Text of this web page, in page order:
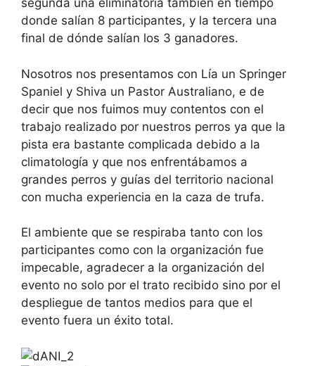
segunda una eliminatoria también en tiempo
donde salían 8 participantes, y la tercera una
final de dónde salían los 3 ganadores.
Nosotros nos presentamos con Lía un Springer
Spaniel y Shiva un Pastor Australiano, e de
decir que nos fuimos muy contentos con el
trabajo realizado por nuestros perros ya que la
pista era bastante complicada debido a la
climatología y que nos enfrentábamos a
grandes perros y guías del territorio nacional
con mucha experiencia en la caza de trufa.
El ambiente que se respiraba tanto con los
participantes como con la organización fue
impecable, agradecer a la organización del
evento no solo por el trato recibido sino por el
despliegue de tantos medios para que el
evento fuera un éxito total.